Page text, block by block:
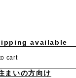
available
cart
まいの方向け